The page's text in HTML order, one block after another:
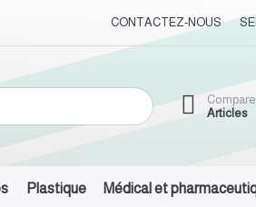
CONTACTEZ-NOUS
Articles
Plastique Médical et